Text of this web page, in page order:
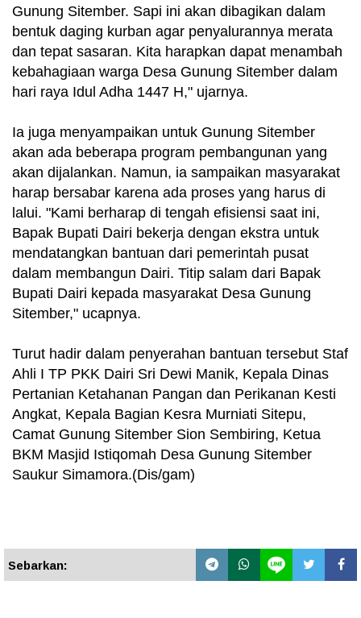
Gunung Sitember. Sapi ini akan dibagikan dalam
bentuk daging kurban agar penyalurannya merata
dan tepat sasaran. Kita harapkan dapat menambah
kebahagiaan warga Desa Gunung Sitember dalam
hari raya Idul Adha 1447 H," ujarnya.
Ia juga menyampaikan untuk Gunung Sitember
akan ada beberapa program pembangunan yang
akan dijalankan. Namun, ia sampaikan masyarakat
harap bersabar karena ada proses yang harus di
lalui. "Kami berharap di tengah efisiensi saat ini,
Bapak Bupati Dairi bekerja dengan ekstra untuk
mendatangkan bantuan dari pemerintah pusat
dalam membangun Dairi. Titip salam dari Bapak
Bupati Dairi kepada masyarakat Desa Gunung
Sitember," ucapnya.
Turut hadir dalam penyerahan bantuan tersebut Staf
Ahli I TP PKK Dairi Sri Dewi Manik, Kepala Dinas
Pertanian Ketahanan Pangan dan Perikanan Kesti
Angkat, Kepala Bagian Kesra Murniati Sitepu,
Camat Gunung Sitember Sion Sembiring, Ketua
BKM Masjid Istiqomah Desa Gunung Sitember
Saukur Simamora.(Dis/gam)
Sebarkan: